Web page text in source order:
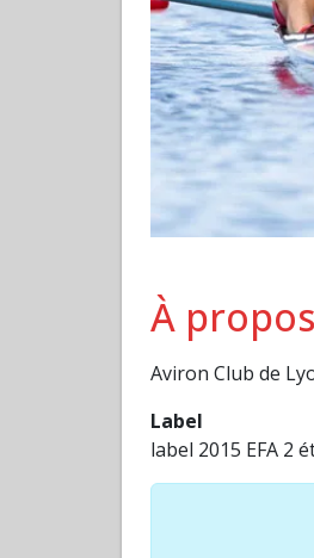
À
Aviron Club de
Label
label 2015 EFA 2